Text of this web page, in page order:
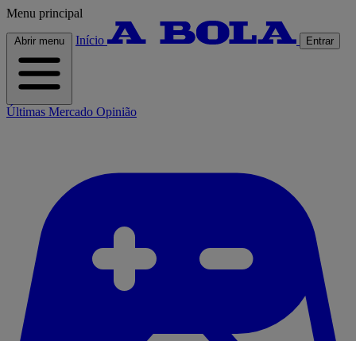
Menu principal
Abrir menu Início Entrar
Últimas Mercado Opinião